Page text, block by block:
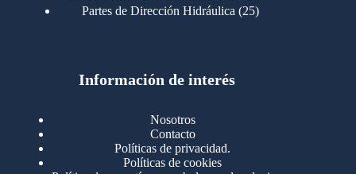
Partes de Dirección Hidráulica 2525
Motores Cummins 723
Cummins B/C 855
Cummins ISF
Cummins ISM
Información de interés
Nosotros
Contacto
Políticas de privacidad.
Políticas de cookies